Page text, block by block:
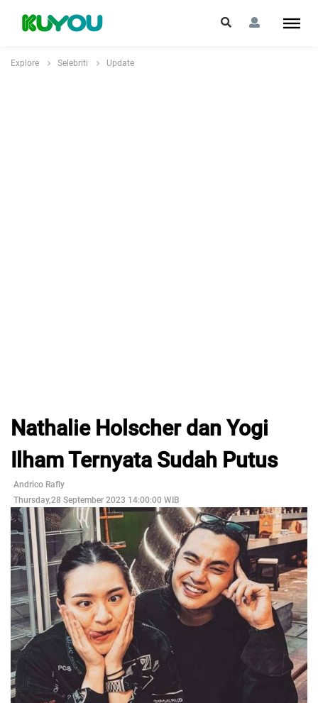
Explore Selebriti Update
Nathalie Holscher dan Yogi
Ilham Ternyata Sudah Putus
Andrico Rafly
Thursday,28 September 2023 14:00:00 WIB